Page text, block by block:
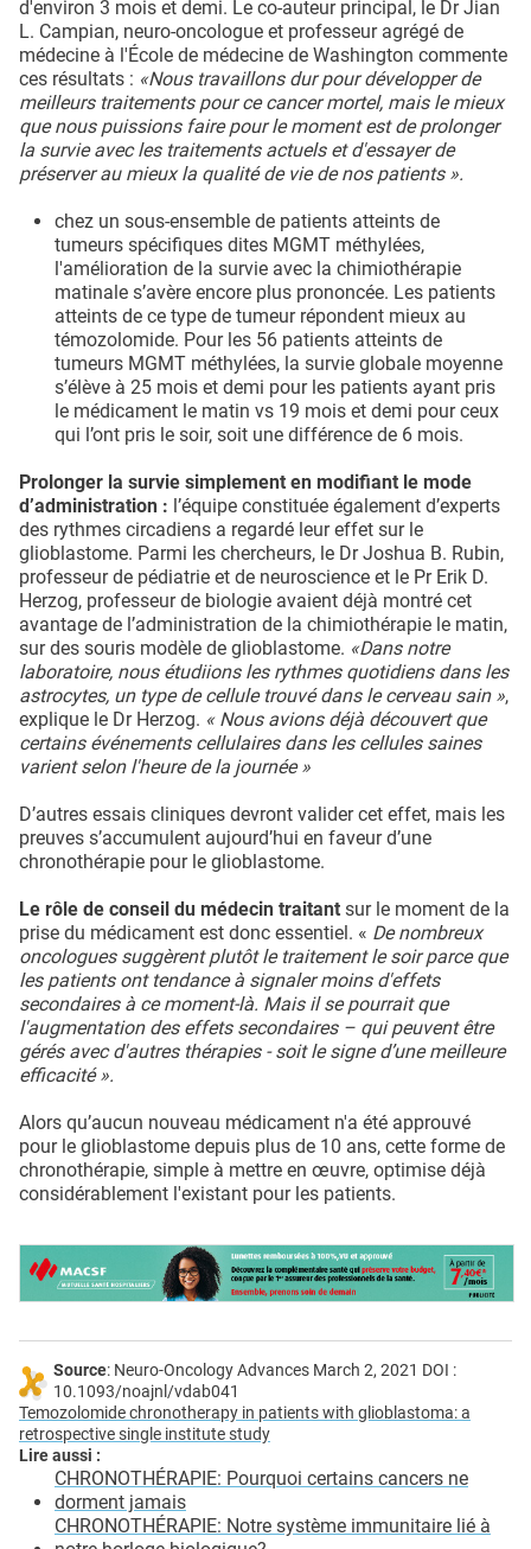
d'environ 3 mois et demi. Le co-auteur principal, le Dr Jian
L. Campian, neuro-oncologue et professeur agrégé de
médecine à l'École de médecine de Washington commente
ces résultats : «Nous travaillons dur pour développer de
meilleurs traitements pour ce cancer mortel, mais le mieux
que nous puissions faire pour le moment est de prolonger
la survie avec les traitements actuels et d'essayer de
préserver au mieux la qualité de vie de nos patients ».
chez un sous-ensemble de patients atteints de
tumeurs spécifiques dites MGMT méthylées,
l'amélioration de la survie avec la chimiothérapie
matinale s’avère encore plus prononcée. Les patients
atteints de ce type de tumeur répondent mieux au
témozolomide. Pour les 56 patients atteints de
tumeurs MGMT méthylées, la survie globale moyenne
s’élève à 25 mois et demi pour les patients ayant pris
le médicament le matin vs 19 mois et demi pour ceux
qui l’ont pris le soir, soit une différence de 6 mois.
Prolonger la survie simplement en modifiant le mode
d’administration : l’équipe constituée également d’experts
des rythmes circadiens a regardé leur effet sur le
glioblastome. Parmi les chercheurs, le Dr Joshua B. Rubin,
professeur de pédiatrie et de neuroscience et le Pr Erik D.
Herzog, professeur de biologie avaient déjà montré cet
avantage de l’administration de la chimiothérapie le matin,
sur des souris modèle de glioblastome. «Dans notre
laboratoire, nous étudiions les rythmes quotidiens dans les
astrocytes, un type de cellule trouvé dans le cerveau sain »,
explique le Dr Herzog. « Nous avions déjà découvert que
certains événements cellulaires dans les cellules saines
varient selon l'heure de la journée »
D’autres essais cliniques devront valider cet effet, mais les
preuves s’accumulent aujourd’hui en faveur d’une
chronothérapie pour le glioblastome.
Le rôle de conseil du médecin traitant sur le moment de la
prise du médicament est donc essentiel. « De nombreux
oncologues suggèrent plutôt le traitement le soir parce que
les patients ont tendance à signaler moins d'effets
secondaires à ce moment-là. Mais il se pourrait que
l'augmentation des effets secondaires – qui peuvent être
gérés avec d'autres thérapies - soit le signe d’une meilleure
efficacité ».
Alors qu’aucun nouveau médicament n'a été approuvé
pour le glioblastome depuis plus de 10 ans, cette forme de
chronothérapie, simple à mettre en œuvre, optimise déjà
considérablement l'existant pour les patients.
Source: Neuro-Oncology Advances March 2, 2021 DOI :
10.1093/noajnl/vdab041
Temozolomide chronotherapy in patients with glioblastoma: a
retrospective single institute study
Lire aussi :
CHRONOTHÉRAPIE: Pourquoi certains cancers ne
dorment jamais
CHRONOTHÉRAPIE: Notre système immunitaire lié à